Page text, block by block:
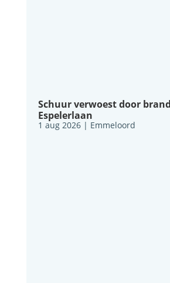
Schuur verwoest door
Espelerlaan
1 aug 2026| Emmeloord